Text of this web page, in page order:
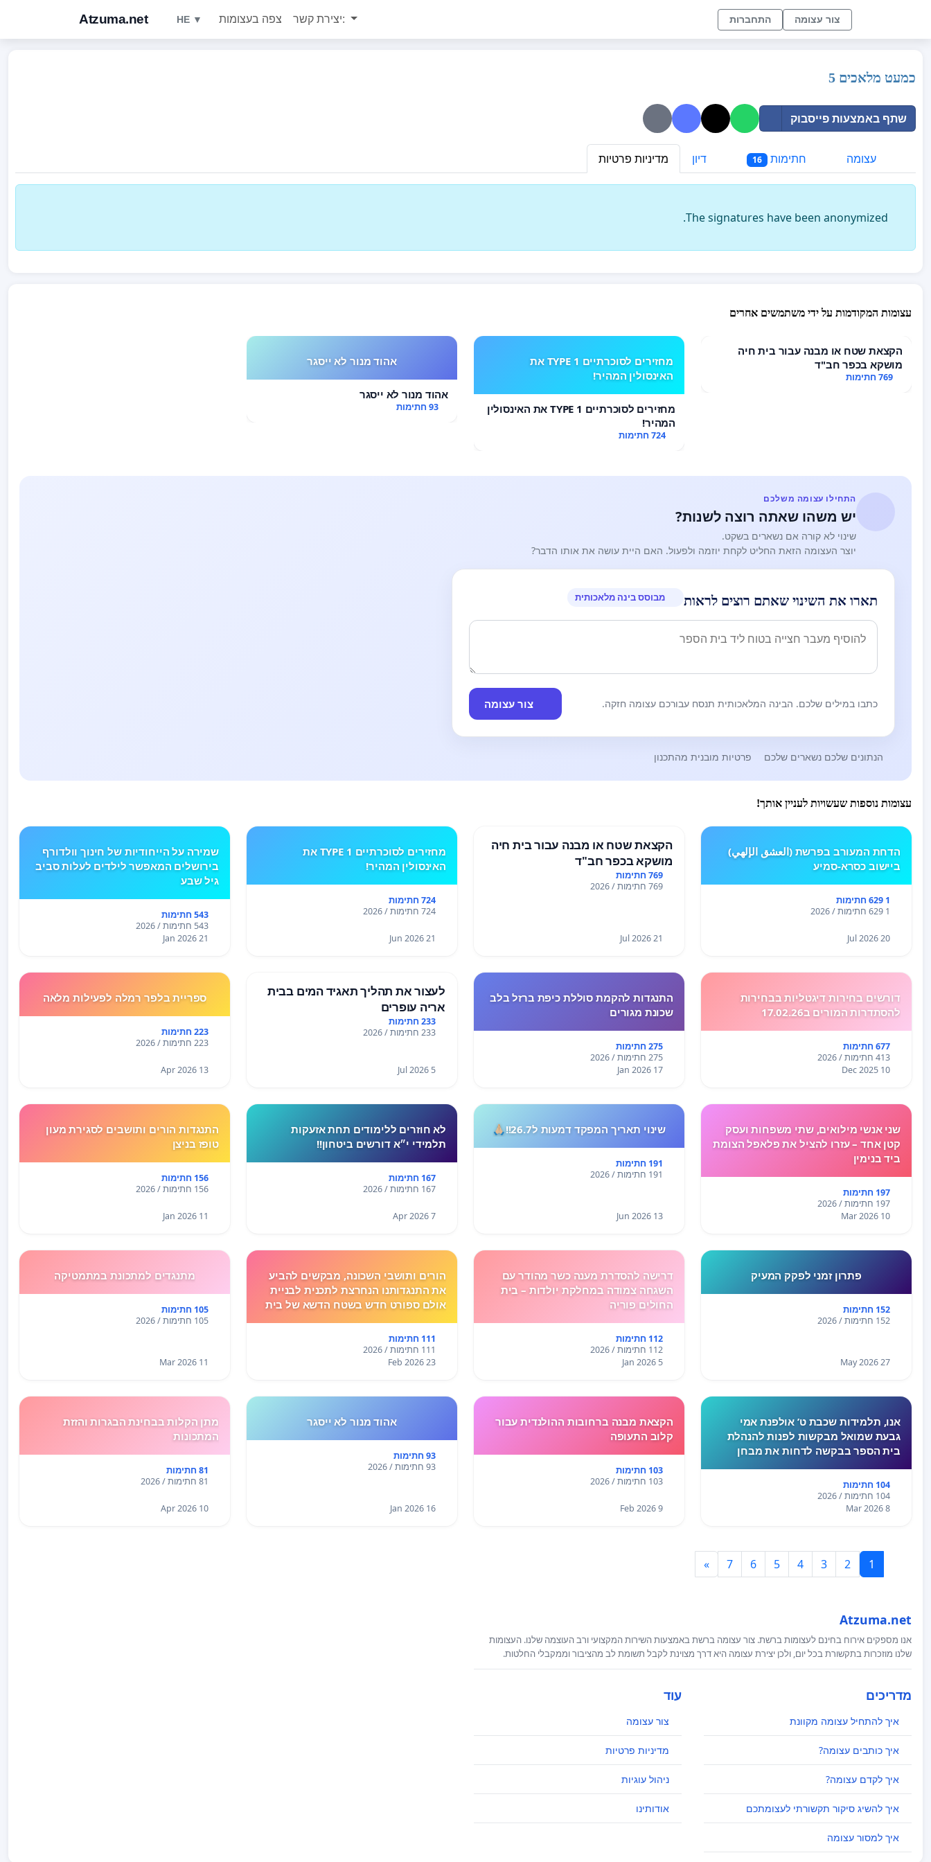
Atzuma.net HE ▼ צפה בעצומות יצירת קשר: התחברות צור עצומה
כמעט מלאכים 5
שתף באמצעות פייסבוק
עצומה חתימות 16 דיון מדיניות פרטיות
The signatures have been anonymized.
עצומות המקודמות על ידי משתמשים אחרים
הקצאת שטח או מבנה עבור בית חיה
מושקא בכפר חב"ד
769 חתימות
מחזירים לסוכרתיים TYPE 1 את
האינסולין המהיר!
מחזירים לסוכרתיים TYPE 1 את האינסולין
המהיר!
724 חתימות
אהוד מנור לא ייסגר
אהוד מנור לא ייסגר
93 חתימות
התחילו עצומה משלכם
יש משהו שאתה רוצה לשנות?
שינוי לא קורה אם נשארים בשקט.
יוצר העצומה הזאת החליט לקחת יוזמה ולפעול. האם היית עושה את אותו הדבר?
תארו את השינוי שאתם רוצים לראות מבוסס בינה מלאכותית
כתבו במילים שלכם. הבינה המלאכותית תנסח עבורכם עצומה חזקה. צור עצומה
הנתונים שלכם נשארים שלכם פרטיות מובנית מהתכנון
עצומות נוספות שעשויות לעניין אותך!
הדחת המעורב בפרשת (العشق الإلهي)
ביישוב כסרא-סמיע
1 629 חתימות
1 629 חתימות / 2026
20 Jul 2026
הקצאת שטח או מבנה עבור בית חיה
מושקא בכפר חב"ד
769 חתימות
769 חתימות / 2026
21 Jul 2026
מחזירים לסוכרתיים TYPE 1 את
האינסולין המהיר!
724 חתימות
724 חתימות / 2026
21 Jun 2026
שמירה על הייחודיות של חינוך וולדורף
בירושלים המאפשר לילדים לעלות סביב
גיל שבע
543 חתימות
543 חתימות / 2026
21 Jan 2026
דורשים בחירות דיגטליות בבחירות
להסתדרות המורים ב17.02.26
677 חתימות
413 חתימות / 2026
10 Dec 2025
התנגדות להקמת סוללת כיפת ברזל בלב
שכונת מגורים
275 חתימות
275 חתימות / 2026
17 Jan 2026
לעצור את תהליך תאגיד המים בבית
אריה עופרים
233 חתימות
233 חתימות / 2026
5 Jul 2026
ספריית בלפר רמלה לפעילות מלאה
223 חתימות
223 חתימות / 2026
13 Apr 2026
שני אנשי מילואים, שתי משפחות ועסק
קטן אחד – עזרו להציל את פלאפל הצומת
ביד בנימין
197 חתימות
197 חתימות / 2026
10 Mar 2026
שינוי תאריך המפקד דמעות ל26.7!!🙏🏼
191 חתימות
191 חתימות / 2026
13 Jun 2026
לא חוזרים ללימודים תחת אזעקות
תלמידי י״א דורשים ביטחון!!
167 חתימות
167 חתימות / 2026
7 Apr 2026
התנגדות הורים ותושבים לסגירת מעון
טופז בניצן
156 חתימות
156 חתימות / 2026
11 Jan 2026
פתרון זמני לפקק המעיק
152 חתימות
152 חתימות / 2026
27 May 2026
דרישה להסדרת מענה כשר מהודר עם
השגחה צמודה במחלקת יולדות – בית
החולים פוריה
112 חתימות
112 חתימות / 2026
5 Jan 2026
הורים ותושבי השכונה, מבקשים להביע
את התנגדותנו הנחרצת לתכנית לבניית
אולם ספורט חדש בשטח הדשא של בית
111 חתימות
111 חתימות / 2026
23 Feb 2026
מתנגדים למתכונת במתמטיקה
105 חתימות
105 חתימות / 2026
11 Mar 2026
אנו, תלמידות שכבת ט’ אולפנת אמי
גבעת שמואל מבקשות לפנות להנהלת
בית הספר בבקשה לדחות את מבחן
האחרון לא התקיימו לימודים בעקבות
המצב הביטחוני, ורבות מאיתנו חוות
לחץ, מתח ו
104 חתימות
104 חתימות / 2026
8 Mar 2026
הקצאת מבנה ברחובות ההולנדית עבור
קלוב התעופה
103 חתימות
103 חתימות / 2026
9 Feb 2026
אהוד מנור לא ייסגר
93 חתימות
93 חתימות / 2026
16 Jan 2026
מתן הקלות בבחינת הבגרות והזזת
המתכונות
81 חתימות
81 חתימות / 2026
10 Apr 2026
1
2
3
4
5
6
7
»
Atzuma.net
אנו מספקים אירוח בחינם לעצומות ברשת. צור עצומה ברשת באמצעות השירות המקצועי ורב העוצמה שלנו. העצומות
שלנו מוזכרות בתקשורת בכל יום, ולכן יצירת עצומה היא דרך מצוינת לקבל תשומת לב מהציבור וממקבלי החלטות.
מדריכים
איך להתחיל עצומה מקוונת
איך כותבים עצומה?
איך לקדם עצומה?
איך להשיג סיקור תקשורתי לעצומתכם
איך למסור עצומה
עוד
צור עצומה
מדיניות פרטיות
ניהול עוגיות
אודותינו